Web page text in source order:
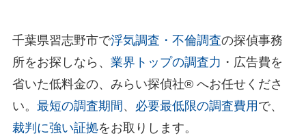
千葉県習志野市で浮気調査・不倫調査の探偵事務
所をお探しなら、 業界トップの調査力 ・広告費を
省いた低料金の、みらい探偵社®︎ へお任せくださ
い。 最短の調査期間 、 必要最低限の調査費用 で、
裁判に強い証拠をお取りします。